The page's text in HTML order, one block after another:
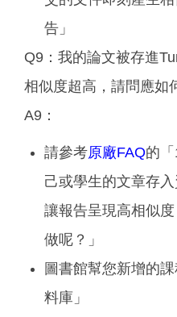
告」
Q9：我的論文被存進
相似度超高，請問應如
A9：
請參考原廠FAQ的
己或學生的文章存
讓報告呈現高相似
做呢？」
圖書館幫您新增的
料庫」